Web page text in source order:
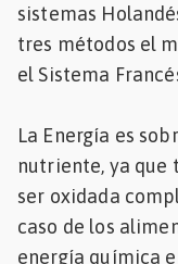
sistemas
tres métodos el
el Sistema
La Energía es
nutriente, ya que
ser oxidada
caso de los
energía química